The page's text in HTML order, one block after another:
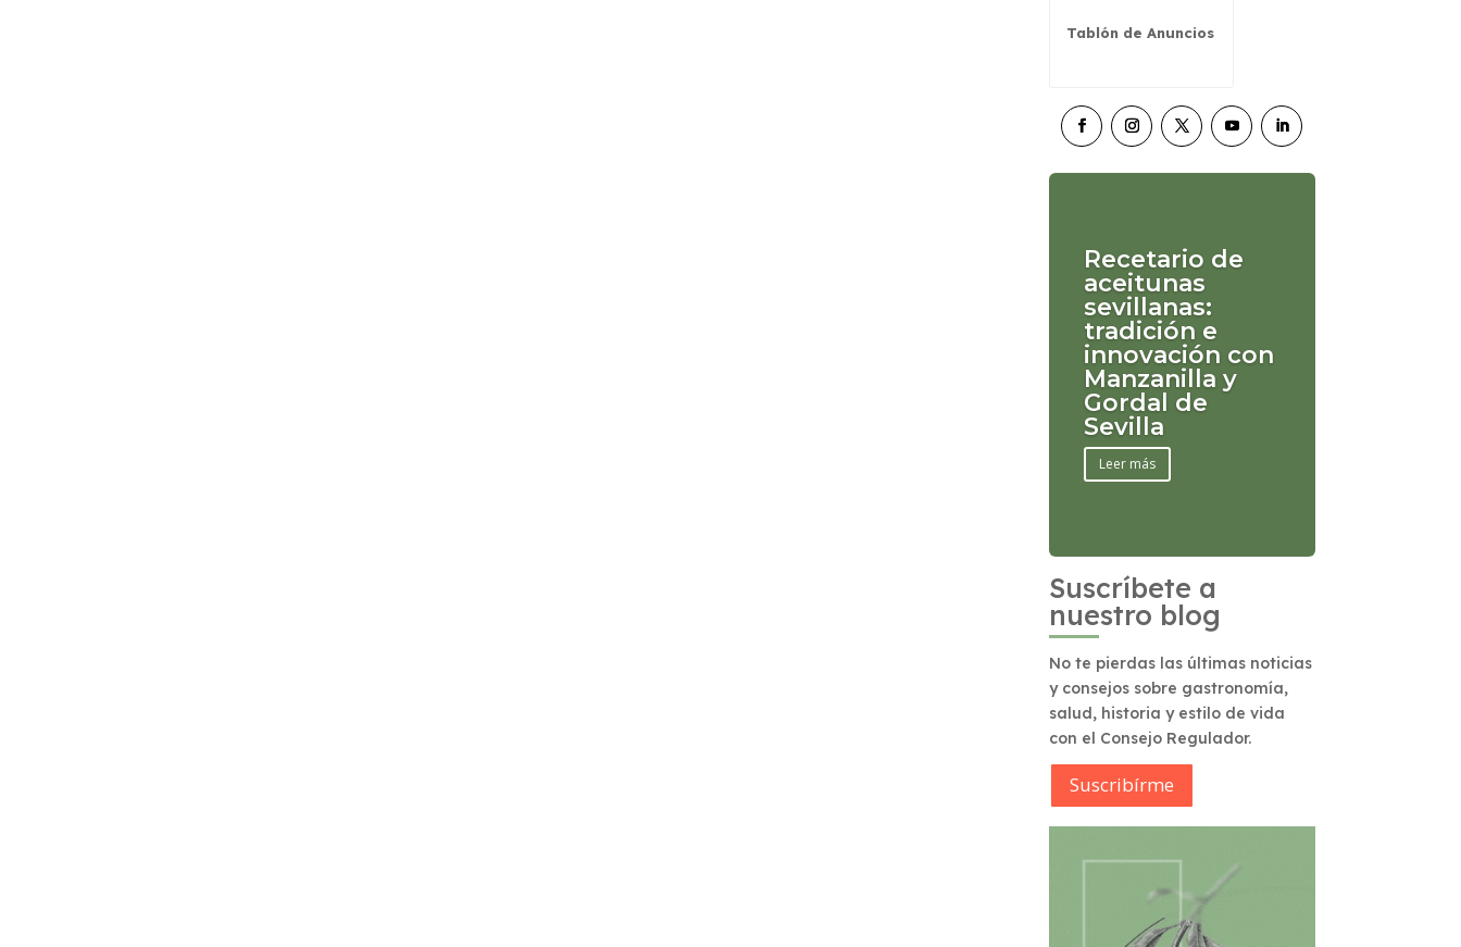
Tablón de Anuncios
Recetario de
aceitunas
sevillanas:
tradición e
innovación con
Manzanilla y
Gordal de
Sevilla
Leer más
Suscríbete a
nuestro blog
No te pierdas las últimas noticias
y consejos sobre gastronomía,
salud, historia y estilo de vida
con el Consejo Regulador.
Suscribírme